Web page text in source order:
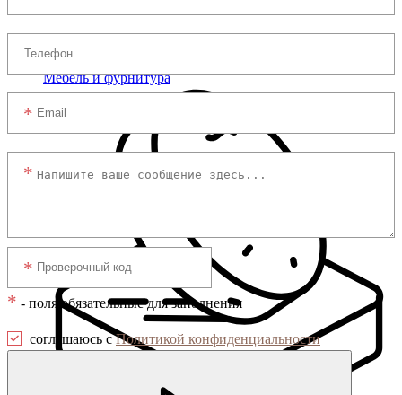
Мебель и фурнитура
* - поля обязательные для заполнения
соглашаюсь сПолитикой конфиденциальности